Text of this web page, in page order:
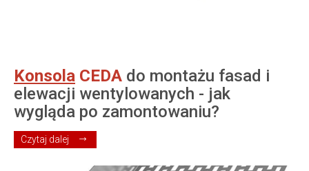
Konsola CEDA do montażu fasad i
elewacji wentylowanych - jak
wygląda po zamontowaniu?
Czytaj dalej